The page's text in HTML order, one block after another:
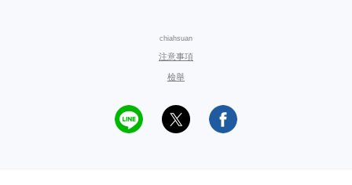
chiahsuan
注意事項
檢舉